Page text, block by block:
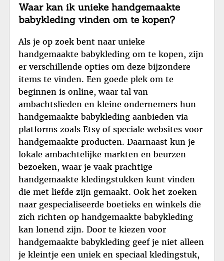
Waar kan ik unieke handgemaakte
babykleding vinden om te kopen?
Als je op zoek bent naar unieke
handgemaakte babykleding om te kopen, zijn
er verschillende opties om deze bijzondere
items te vinden. Een goede plek om te
beginnen is online, waar tal van
ambachtslieden en kleine ondernemers hun
handgemaakte babykleding aanbieden via
platforms zoals Etsy of speciale websites voor
handgemaakte producten. Daarnaast kun je
lokale ambachtelijke markten en beurzen
bezoeken, waar je vaak prachtige
handgemaakte kledingstukken kunt vinden
die met liefde zijn gemaakt. Ook het zoeken
naar gespecialiseerde boetieks en winkels die
zich richten op handgemaakte babykleding
kan lonend zijn. Door te kiezen voor
handgemaakte babykleding geef je niet alleen
je kleintje een uniek en speciaal kledingstuk,